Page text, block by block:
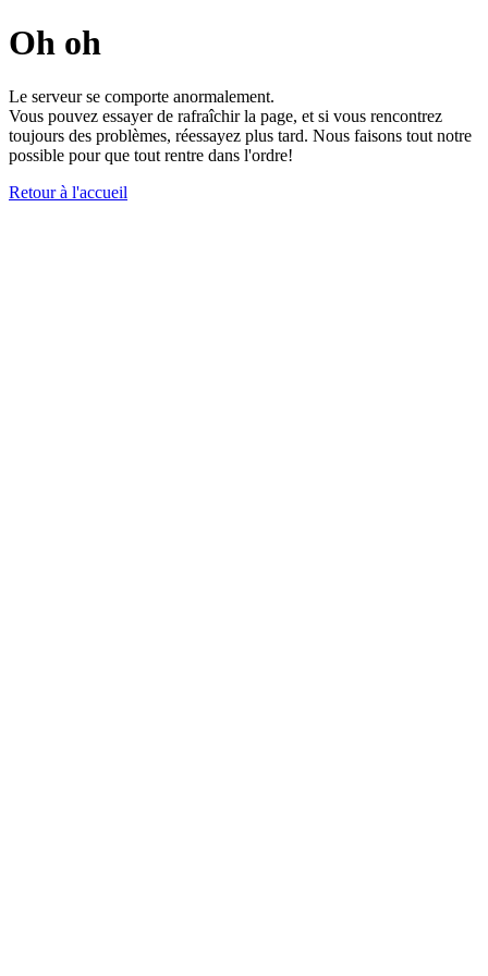
Oh oh
Le serveur se comporte anormalement.
Vous pouvez essayer de rafraîchir la page, et si vous rencontrez
toujours des problèmes, réessayez plus tard. Nous faisons tout notre
possible pour que tout rentre dans l'ordre!
Retour à l'accueil